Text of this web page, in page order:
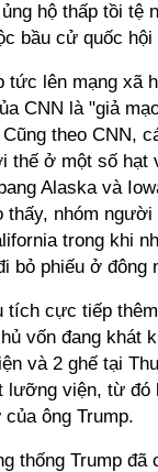
hộ thấp tồi tệ
bầu cử quốc
tức lên mạng xã
CNN là "giả
theo CNN,
thế ở một số hạt
Alaska và
nhóm người
trong khi
bỏ phiếu ở đông
tích cực tiếp
vốn đang khát
và 2 ghế tại
lưỡng viện, từ đó
ông Trump.
thống Trump đã